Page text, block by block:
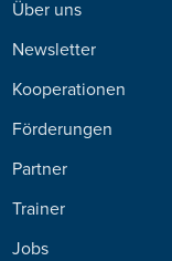
Über uns
Newsletter
Kooperationen
Förderungen
Partner
Trainer
Jobs